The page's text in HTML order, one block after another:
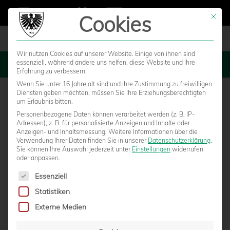
MENU
Mit
Cookies
Wir nutzen Cookies auf unserer Website. Einige von ihnen sind
essenziell, während andere uns helfen, diese Website und Ihre
Erfahrung zu verbessern.
Wenn Sie unter 16 Jahre alt sind und Ihre Zustimmung zu freiwilligen
Diensten geben möchten, müssen Sie Ihre Erziehungsberechtigten
um Erlaubnis bitten.
Personenbezogene Daten können verarbeitet werden (z. B. IP-
Adressen), z. B. für personalisierte Anzeigen und Inhalte oder
Anzeigen- und Inhaltsmessung. Weitere Informationen über die
Verwendung Ihrer Daten finden Sie in unserer Datenschutzerklärung.
Sie können Ihre Auswahl jederzeit unter Einstellungen widerrufen
oder anpassen.
Es folgt eine Liste der Service-Gruppen, für die eine
Essenziell
Statistiken
Externe Medien